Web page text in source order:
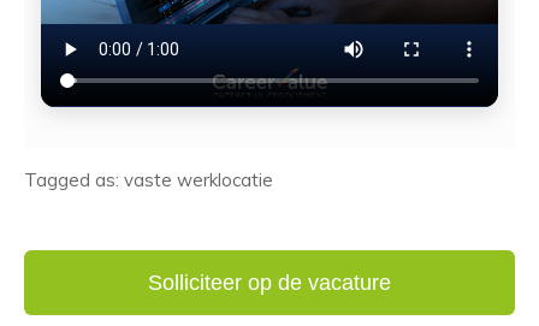
Tagged as: vaste werklocatie